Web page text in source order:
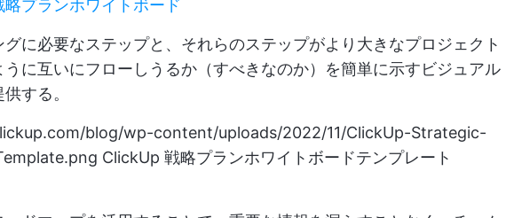
プランホワイトボード
に必要なステップと、それらのステップがより大きなプロジェクト
に互いにフローしうるか（すべきなのか）を簡単に示すビジュアル
する。
blog/wp-content/uploads/2022/11/ClickUp-Strategic-
ClickUp 戦略プランホワイトボードテンプレート